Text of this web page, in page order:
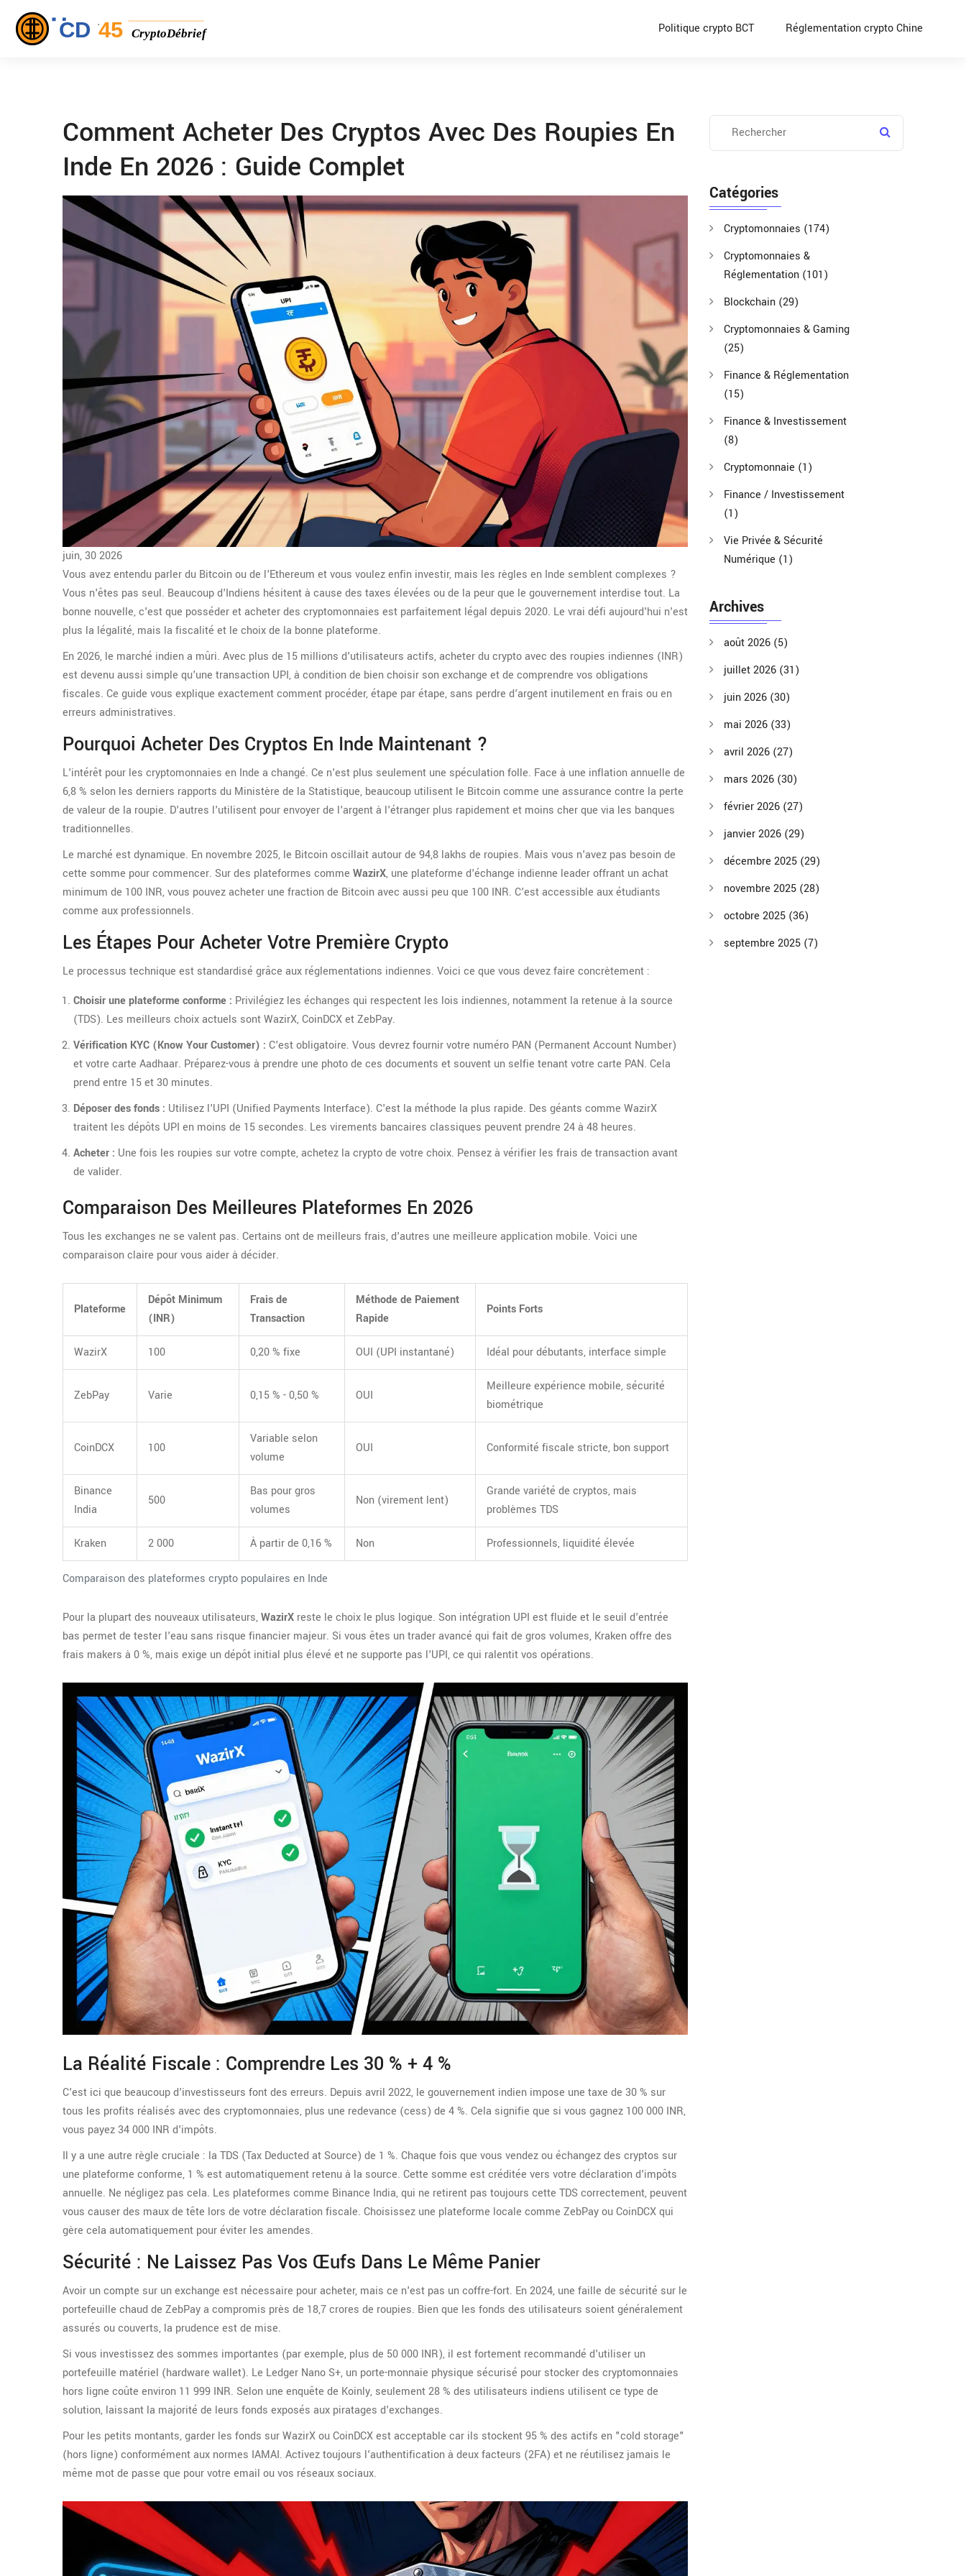
Politique crypto BCT Réglementation crypto Chine
Comment Acheter Des Cryptos Avec Des Roupies En
Inde En 2026 : Guide Complet
juin, 30 2026
Vous avez entendu parler du Bitcoin ou de l'Ethereum et vous voulez enfin investir, mais les règles en Inde semblent complexes ?
Vous n'êtes pas seul. Beaucoup d'Indiens hésitent à cause des taxes élevées ou de la peur que le gouvernement interdise tout. La
bonne nouvelle, c'est que posséder et acheter des cryptomonnaies est parfaitement légal depuis 2020. Le vrai défi aujourd'hui n'est
plus la légalité, mais la fiscalité et le choix de la bonne plateforme.
En 2026, le marché indien a mûri. Avec plus de 15 millions d'utilisateurs actifs, acheter du crypto avec des roupies indiennes (INR)
est devenu aussi simple qu'une transaction UPI, à condition de bien choisir son exchange et de comprendre vos obligations
fiscales. Ce guide vous explique exactement comment procéder, étape par étape, sans perdre d'argent inutilement en frais ou en
erreurs administratives.
Pourquoi Acheter Des Cryptos En Inde Maintenant ?
L'intérêt pour les cryptomonnaies en Inde a changé. Ce n'est plus seulement une spéculation folle. Face à une inflation annuelle de
6,8 % selon les derniers rapports du Ministère de la Statistique, beaucoup utilisent le Bitcoin comme une assurance contre la perte
de valeur de la roupie. D'autres l'utilisent pour envoyer de l'argent à l'étranger plus rapidement et moins cher que via les banques
traditionnelles.
Le marché est dynamique. En novembre 2025, le Bitcoin oscillait autour de 94,8 lakhs de roupies. Mais vous n'avez pas besoin de
cette somme pour commencer. Sur des plateformes comme WazirX, une plateforme d'échange indienne leader offrant un achat
minimum de 100 INR, vous pouvez acheter une fraction de Bitcoin avec aussi peu que 100 INR. C'est accessible aux étudiants
comme aux professionnels.
Les Étapes Pour Acheter Votre Première Crypto
Le processus technique est standardisé grâce aux réglementations indiennes. Voici ce que vous devez faire concrètement :
Choisir une plateforme conforme : Privilégiez les échanges qui respectent les lois indiennes, notamment la retenue à la source
(TDS). Les meilleurs choix actuels sont WazirX, CoinDCX et ZebPay.
Vérification KYC (Know Your Customer) : C'est obligatoire. Vous devrez fournir votre numéro PAN (Permanent Account Number)
et votre carte Aadhaar. Préparez-vous à prendre une photo de ces documents et souvent un selfie tenant votre carte PAN. Cela
prend entre 15 et 30 minutes.
Déposer des fonds : Utilisez l'UPI (Unified Payments Interface). C'est la méthode la plus rapide. Des géants comme WazirX
traitent les dépôts UPI en moins de 15 secondes. Les virements bancaires classiques peuvent prendre 24 à 48 heures.
Acheter : Une fois les roupies sur votre compte, achetez la crypto de votre choix. Pensez à vérifier les frais de transaction avant
de valider.
Comparaison Des Meilleures Plateformes En 2026
Tous les exchanges ne se valent pas. Certains ont de meilleurs frais, d'autres une meilleure application mobile. Voici une
comparaison claire pour vous aider à décider.
Comparaison des plateformes crypto populaires en Inde
Plateforme
Dépôt Minimum
(INR)
Frais de
Transaction
Méthode de Paiement
Rapide
Points Forts
WazirX 100 0,20 % fixe OUI (UPI instantané) Idéal pour débutants, interface simple
ZebPay Varie 0,15 % - 0,50 % OUI
Meilleure expérience mobile, sécurité
biométrique
CoinDCX 100
Variable selon
volume
OUI Conformité fiscale stricte, bon support
Binance
India
500
Bas pour gros
volumes
Non (virement lent)
Grande variété de cryptos, mais
problèmes TDS
Kraken 2 000 À partir de 0,16 % Non Professionnels, liquidité élevée
Pour la plupart des nouveaux utilisateurs,WazirX reste le choix le plus logique. Son intégration UPI est fluide et le seuil d'entrée
bas permet de tester l'eau sans risque financier majeur. Si vous êtes un trader avancé qui fait de gros volumes, Kraken offre des
frais makers à 0 %, mais exige un dépôt initial plus élevé et ne supporte pas l'UPI, ce qui ralentit vos opérations.
La Réalité Fiscale : Comprendre Les 30 % + 4 %
C'est ici que beaucoup d'investisseurs font des erreurs. Depuis avril 2022, le gouvernement indien impose une taxe de 30 % sur
tous les profits réalisés avec des cryptomonnaies, plus une redevance (cess) de 4 %. Cela signifie que si vous gagnez 100 000 INR,
vous payez 34 000 INR d'impôts.
Il y a une autre règle cruciale : la TDS (Tax Deducted at Source) de 1 %. Chaque fois que vous vendez ou échangez des cryptos sur
une plateforme conforme, 1 % est automatiquement retenu à la source. Cette somme est créditée vers votre déclaration d'impôts
annuelle. Ne négligez pas cela. Les plateformes comme Binance India, qui ne retirent pas toujours cette TDS correctement, peuvent
vous causer des maux de tête lors de votre déclaration fiscale. Choisissez une plateforme locale comme ZebPay ou CoinDCX qui
gère cela automatiquement pour éviter les amendes.
Sécurité : Ne Laissez Pas Vos Œufs Dans Le Même Panier
Avoir un compte sur un exchange est nécessaire pour acheter, mais ce n'est pas un coffre-fort. En 2024, une faille de sécurité sur le
portefeuille chaud de ZebPay a compromis près de 18,7 crores de roupies. Bien que les fonds des utilisateurs soient généralement
assurés ou couverts, la prudence est de mise.
Si vous investissez des sommes importantes (par exemple, plus de 50 000 INR), il est fortement recommandé d'utiliser un
portefeuille matériel (hardware wallet). Le Ledger Nano S+, un porte-monnaie physique sécurisé pour stocker des cryptomonnaies
hors ligne coûte environ 11 999 INR. Selon une enquête de Koinly, seulement 28 % des utilisateurs indiens utilisent ce type de
solution, laissant la majorité de leurs fonds exposés aux piratages d'exchanges.
Pour les petits montants, garder les fonds sur WazirX ou CoinDCX est acceptable car ils stockent 95 % des actifs en "cold storage"
(hors ligne) conformément aux normes IAMAI. Activez toujours l'authentification à deux facteurs (2FA) et ne réutilisez jamais le
même mot de passe que pour votre email ou vos réseaux sociaux.
Catégories
Cryptomonnaies (174)
Cryptomonnaies &
Réglementation (101)
Blockchain (29)
Cryptomonnaies & Gaming
(25)
Finance & Réglementation
(15)
Finance & Investissement
(8)
Cryptomonnaie (1)
Finance / Investissement
(1)
Vie Privée & Sécurité
Numérique (1)
Archives
août 2026 (5)
juillet 2026 (31)
juin 2026 (30)
mai 2026 (33)
avril 2026 (27)
mars 2026 (30)
février 2026 (27)
janvier 2026 (29)
décembre 2025 (29)
novembre 2025 (28)
octobre 2025 (36)
septembre 2025 (7)